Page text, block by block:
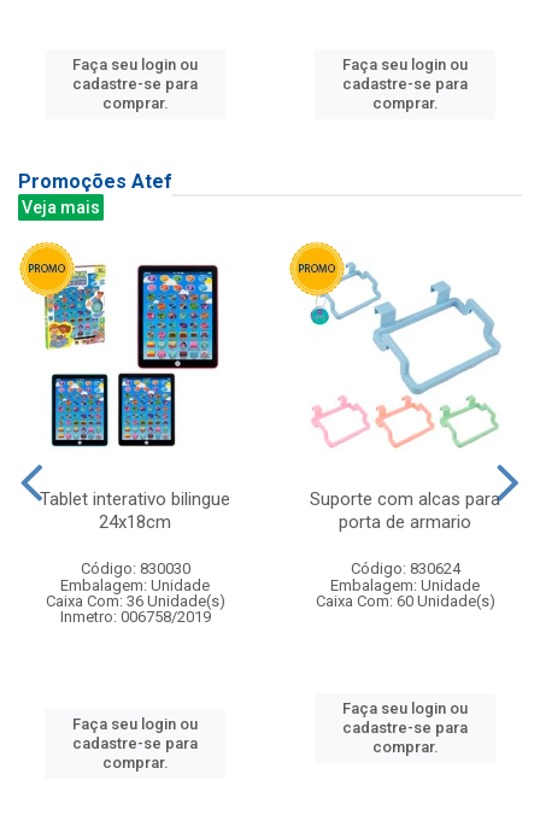
Faça seu login ou
cadastre-se para
comprar.
Faça seu login ou
cadastre-se para
comprar.
Promoções Atef
Veja mais
Tablet interativo bilingue
24x18cm
Código: 830030
Embalagem: Unidade
Caixa Com: 36 Unidade(s)
Inmetro: 006758/2019
Faça seu login ou
cadastre-se para
comprar.
Suporte com alcas para
porta de armario
Código: 830624
Embalagem: Unidade
Caixa Com: 60 Unidade(s)
Faça seu login ou
cadastre-se para
comprar.